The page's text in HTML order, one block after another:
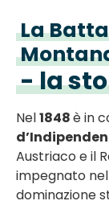
La
- la
Nel1848è in
Austriaco e il
impegnato
dominazione